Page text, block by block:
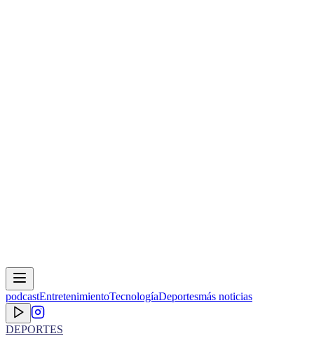
podcastEntretenimientoTecnologíaDeportesmás noticias
DEPORTES